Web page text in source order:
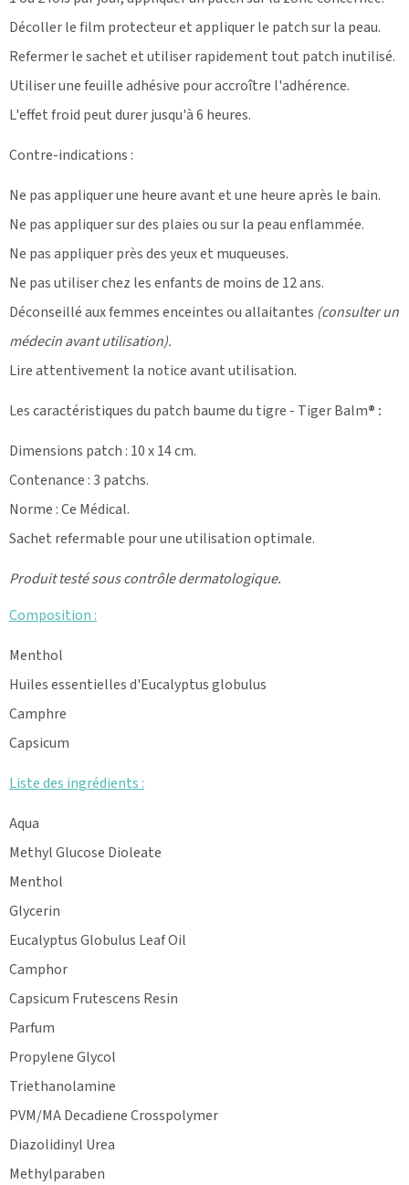
Décoller le film protecteur et appliquer le patch sur la peau.
Refermer le sachet et utiliser rapidement tout patch inutilisé.
Utiliser une feuille adhésive pour accroître l'adhérence.
L'effet froid peut durer jusqu'à 6 heures.
Contre-indications :
Ne pas appliquer une heure avant et une heure après le bain.
Ne pas appliquersur des plaies ou sur la peau enflammée.
Ne pas appliquer près des yeux et muqueuses.
Ne pas utiliser chez les enfants de moins de 12 ans.
Déconseillé aux femmes enceintes ou allaitantes (consulter un
médecin avant utilisation).
Lire attentivement la notice avant utilisation.
Les caractéristiques du patch baume du tigre - Tiger Balm® :
Dimensions patch : 10 x 14 cm.
Contenance : 3 patchs.
Norme : Ce Médical.
Sachet refermable pour une utilisation optimale.
Produit testé sous contrôle dermatologique.
Composition :
Menthol
Huiles essentielles d'Eucalyptus globulus
Camphre
Capsicum
Liste des ingrédients :
Aqua
Methyl Glucose Dioleate
Menthol
Glycerin
Eucalyptus Globulus Leaf Oil
Camphor
Capsicum Frutescens Resin
Parfum
Propylene Glycol
Triethanolamine
PVM/MA Decadiene Crosspolymer
Diazolidinyl Urea
Methylparaben